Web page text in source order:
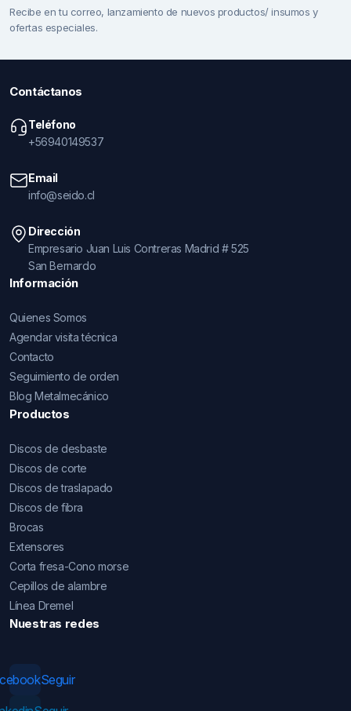
Recibe en tu correo, lanzamiento de nuevos productos/ insumos y
ofertas especiales.
Contáctanos
Teléfono
+56940149537
Email
info@seido.cl
Dirección
Empresario Juan Luis Contreras Madrid # 525
San Bernardo
Información
Quienes Somos
Agendar visita técnica
Contacto
Seguimiento de orden
Blog Metalmecánico
Productos
Discos de desbaste
Discos de corte
Discos de traslapado
Discos de fibra
Brocas
Extensores
Corta fresa-Cono morse
Cepillos de alambre
Línea Dremel
Nuestras redes
Seguir